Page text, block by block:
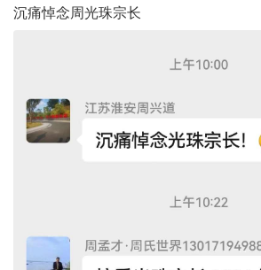
沉痛悼念周光珠宗长